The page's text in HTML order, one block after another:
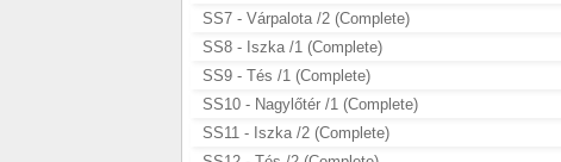
SS7 - Várpalota /2 (Complete)
SS8 - Iszka /1 (Complete)
SS9 - Tés /1 (Complete)
SS10 - Nagylőtér /1 (Complete)
SS11 - Iszka /2 (Complete)